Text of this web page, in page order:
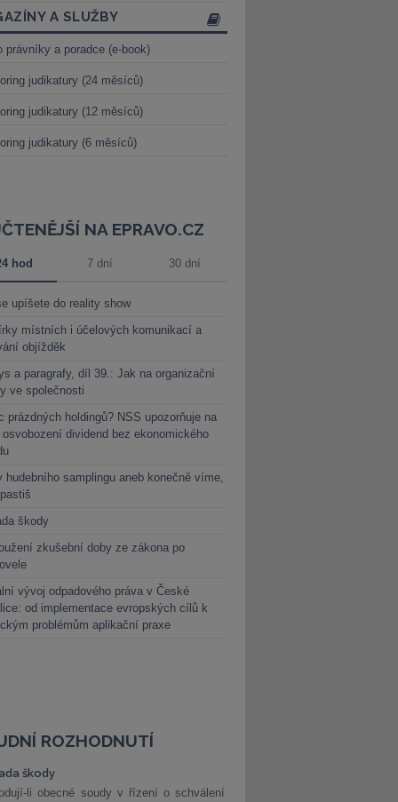
A SLUŽBY
právníky a poradce (e-book)
judikatury (24 měsíců)
judikatury (12 měsíců)
judikatury (6 měsíců)
NA EPRAVO.CZ
hod 7 dní 30 dní
upíšete do reality show
místních i účelových komunikací a
objížděk
a paragrafy, díl 39.: Jak na organizační
ve společnosti
prázdných holdingů? NSS upozorňuje na
osvobození dividend bez ekonomického
hudebního samplingu aneb konečně víme,
škody
zkušební doby ze zákona po
vývoj odpadového práva v České
od implementace evropských cílů k
problémům aplikační praxe
ROZHODNUTÍ
škody
li obecné soudy v řízení o schválení